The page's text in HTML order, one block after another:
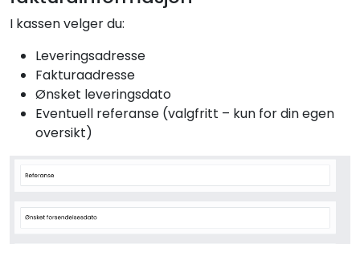
I kassen velger du:
Leveringsadresse
Fakturaadresse
Ønsket leveringsdato
Eventuell referanse (valgfritt – kun for din egen
oversikt)